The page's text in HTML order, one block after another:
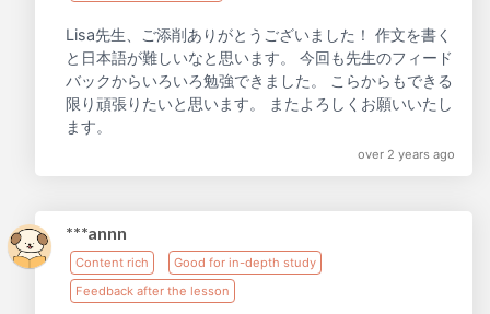
Lisa先生、ご添削ありがとうございました！ 作文を書く
と日本語が難しいなと思います。 今回も先生のフィード
バックからいろいろ勉強できました。 こらからもできる
限り頑張りたいと思います。 またよろしくお願いいたし
ます。
over 2 years ago
***annn
Content rich
Good for in-depth study
Feedback after the lesson